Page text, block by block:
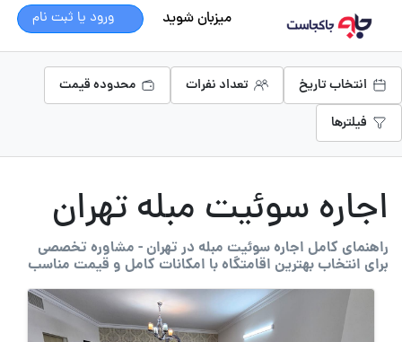
میزبان شوید ورود یا ثبت نام
انتخاب تاریخ تعداد نفرات
محدوده قیمت
فیلترها
اجاره سوئیت مبله تهران
راهنمای کامل اجاره سوئیت مبله در تهران - مشاوره تخصصی
برای انتخاب بهترین اقامتگاه با امکانات کامل و قیمت مناسب